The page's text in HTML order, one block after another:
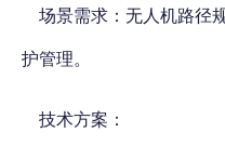
场景需求：无人机路径
护管理。
技术方案：